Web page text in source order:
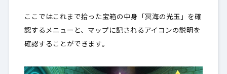
ここではこれまで拾った宝箱の中身「冥海の光玉」を確
認するメニューと、マップに記されるアイコンの説明を
確認することができます。